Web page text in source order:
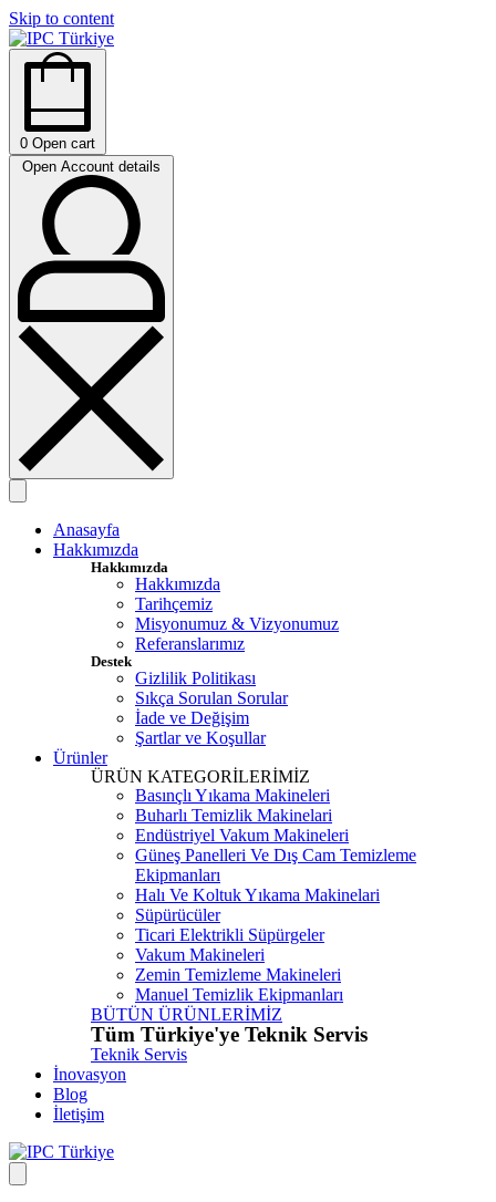
Skip to content
0 Open cart
Open Account details
Anasayfa
Hakkımızda
Hakkımızda
Hakkımızda
Tarihçemiz
Misyonumuz & Vizyonumuz
Referanslarımız
Destek
Gizlilik Politikası
Sıkça Sorulan Sorular
İade ve Değişim
Şartlar ve Koşullar
Ürünler
ÜRÜN KATEGORİLERİMİZ
Basınçlı Yıkama Makineleri
Buharlı Temizlik Makinelari
Endüstriyel Vakum Makineleri
Güneş Panelleri Ve Dış Cam Temizleme
Ekipmanları
Halı Ve Koltuk Yıkama Makinelari
Süpürücüler
Ticari Elektrikli Süpürgeler
Vakum Makineleri
Zemin Temizleme Makineleri
Manuel Temizlik Ekipmanları
BÜTÜN ÜRÜNLERİMİZ
Tüm Türkiye'ye Teknik Servis
Teknik Servis
İnovasyon
Blog
İletişim